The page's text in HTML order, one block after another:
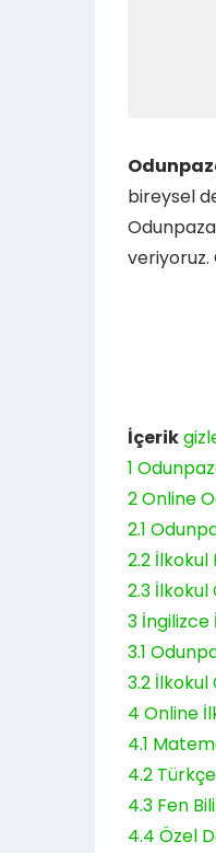
bireysel
veriyoruz.
İçerik
1
2Online
2.1
2.2 İlkokul
2.3 İlkokul
3 İngilizce
3.1
3.2 İlkokul
4 Online
4.1
4.2
4.3 Fen
4.4 Özel